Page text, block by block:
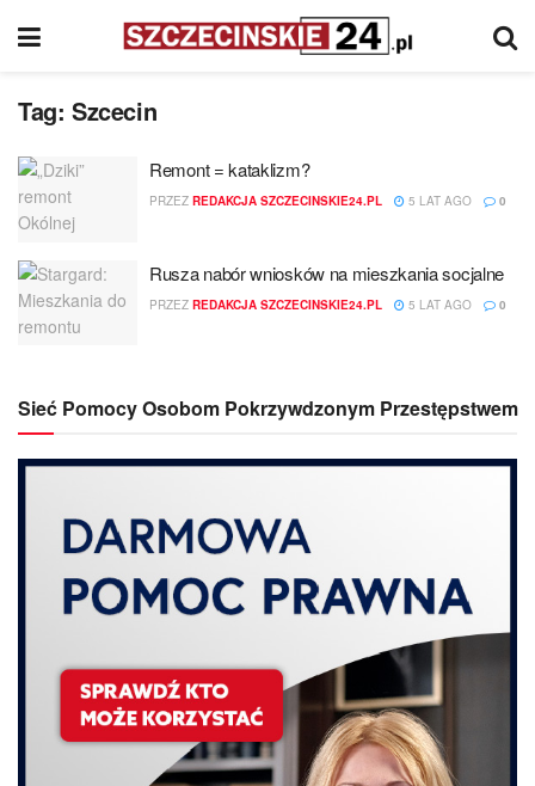
Tag: Szcecin
Remont = kataklizm?
PRZEZ REDAKCJA SZCZECINSKIE24.PL 5 LAT AGO 0
Rusza nabór wniosków na mieszkania socjalne
PRZEZ REDAKCJA SZCZECINSKIE24.PL 5 LAT AGO 0
Sieć Pomocy Osobom Pokrzywdzonym Przestępstwem